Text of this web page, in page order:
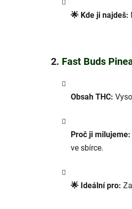
🌟 Kde ji najdeš:
2. Fast Buds
Obsah THC:
Proč ji milujeme:
ve sbírce.
🌟 Ideální pro: